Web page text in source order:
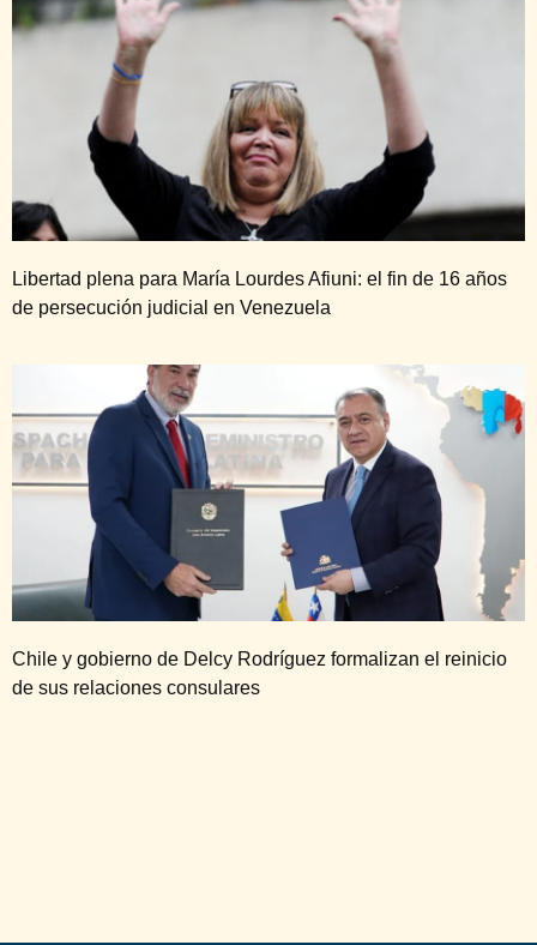
Libertad plena para María Lourdes Afiuni: el fin de 16 años
de persecución judicial en Venezuela
Chile y gobierno de Delcy Rodríguez formalizan el reinicio
de sus relaciones consulares